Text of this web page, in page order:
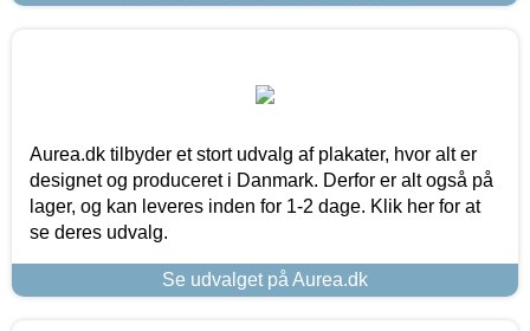
Aurea.dk tilbyder et stort udvalg af plakater, hvor alt er
designet og produceret i Danmark. Derfor er alt også på
lager, og kan leveres inden for 1-2 dage. Klik her for at
se deres udvalg.
Se udvalget på Aurea.dk